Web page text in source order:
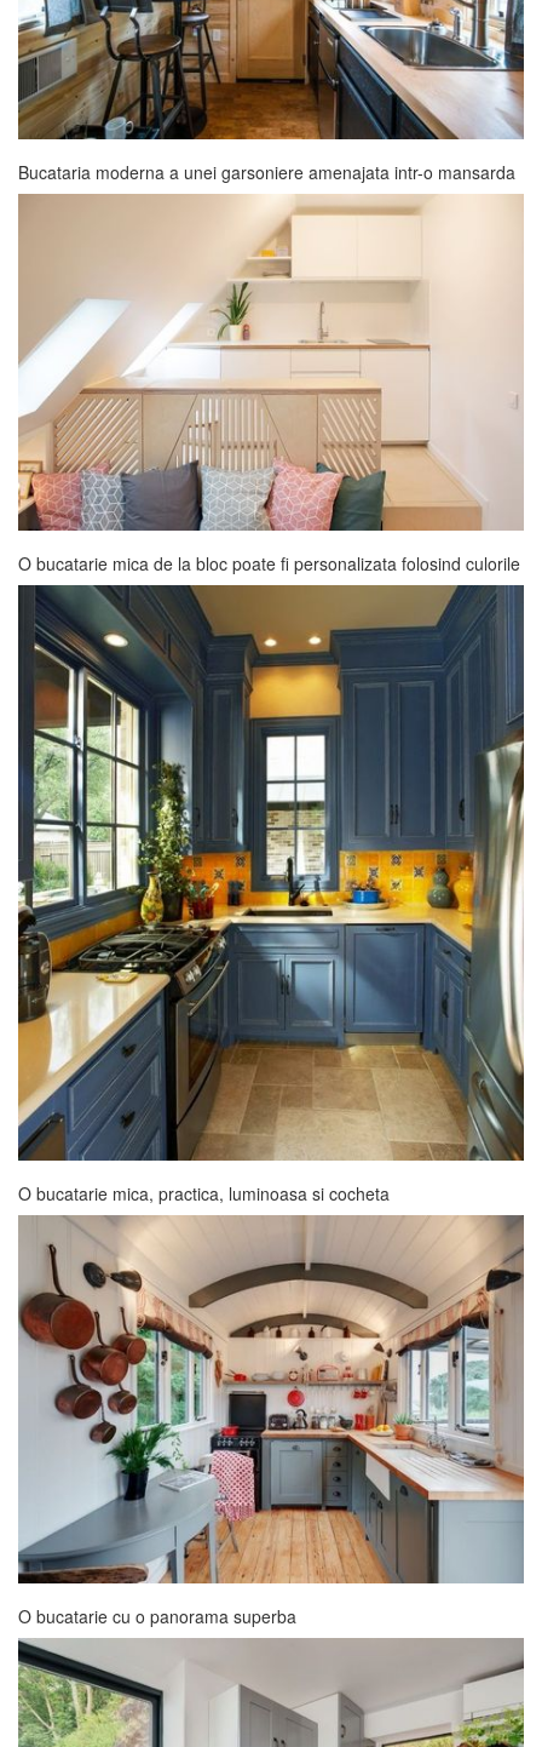
Bucataria moderna a unei garsoniere amenajata intr-o mansarda
O bucatarie mica de la bloc poate fi personalizata folosind culorile
O bucatarie mica, practica, luminoasa si cocheta
O bucatarie cu o panorama superba